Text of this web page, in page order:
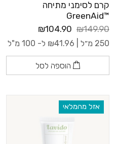
קרם לסימני מתיחה
™GreenAid
₪149.90
₪104.90
250 מ״ל | ₪41.96 ל- 100 מ"ל
הוספה לסל
אזל מהמלאי